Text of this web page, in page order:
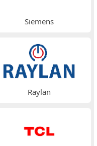
Siemens
Raylan